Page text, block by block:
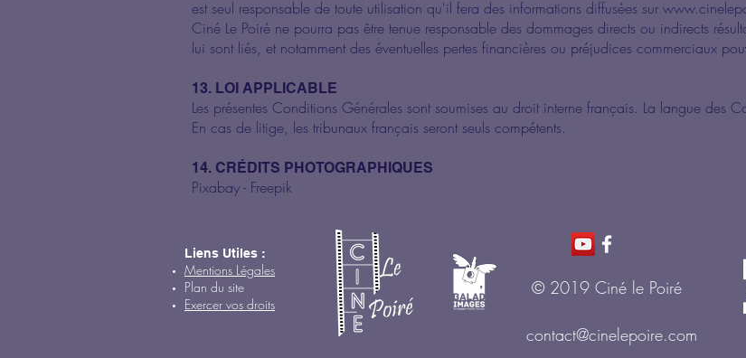
est seul responsable de toute utilisation qu'il fera des informations diffusées sur
Ciné Le Poiré ne pourra pas être tenue responsable des dommages directs ou indirects
lui sont liés, et notamment des éventuelles pertes financières ou préjudices commerciaux
13. LOI APPLICABLE
Les présentes Conditions Générales sont soumises au droit interne français. La langue des
En cas de litige, les tribunaux français seront seuls compétents.
14. CRÉDITS PHOTOGRAPHIQUES
Pixabay - Freepik
Liens Utiles :
Mentions Légales
Plan du site
Exercer vos droits
© 2019 Ciné le Poiré
contact@cinelepoire.com